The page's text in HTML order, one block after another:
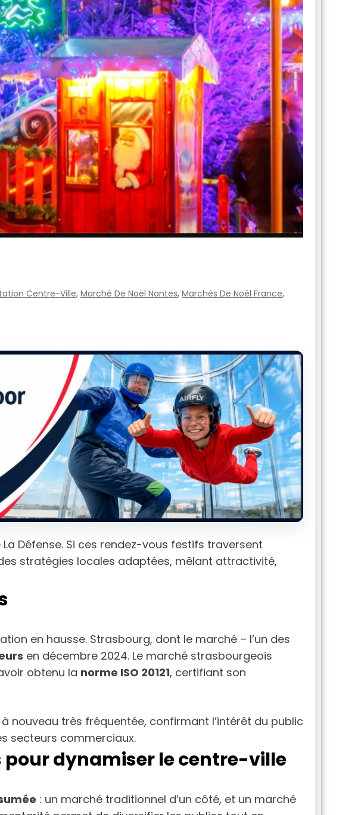
Centre-Ville, Marché De Noël Nantes, Marchés De Noël France,
Défense. Si ces rendez-vous festifs traversent
stratégies locales adaptées, mêlant attractivité,
en hausse. Strasbourg, dont le marché – l’un des
en décembre 2024. Le marché strasbourgeois
obtenu la norme ISO 20121, certifiant son
nouveau très fréquentée, confirmant l’intérêt du public
secteurs commerciaux.
dynamiser le centre-ville
: un marché traditionnel d’un côté, et un marché